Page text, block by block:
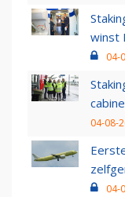
winst
04-
04-08-
04-